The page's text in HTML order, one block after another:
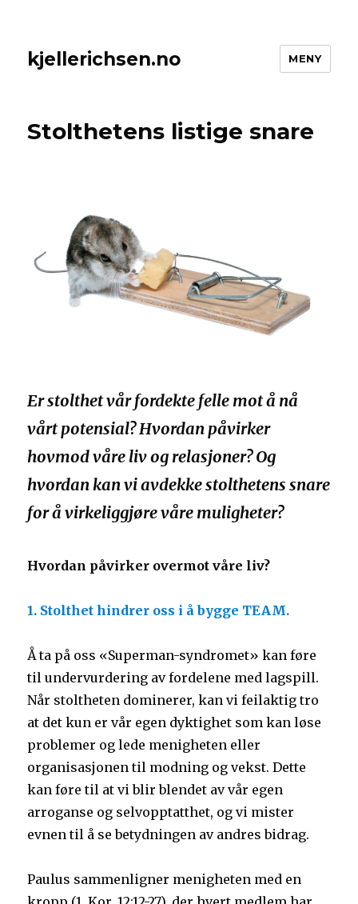
kjellerichsen.no MENY
Stolthetens listige snare
Er stolthet vår fordekte felle mot å nå
vårt potensial? Hvordan påvirker
hovmod våre liv og relasjoner? Og
hvordan kan vi avdekke stolthetens snare
for å virkeliggjøre våre muligheter?
Hvordan påvirker overmot våre liv?
1. Stolthet hindrer oss i å bygge TEAM.
Å ta på oss «Superman-syndromet» kan føre
til undervurdering av fordelene med lagspill.
Når stoltheten dominerer, kan vi feilaktig tro
at det kun er vår egen dyktighet som kan løse
problemer og lede menigheten eller
organisasjonen til modning og vekst. Dette
kan føre til at vi blir blendet av vår egen
arroganse og selvopptatthet, og vi mister
evnen til å se betydningen av andres bidrag.
Paulus sammenligner menigheten med en